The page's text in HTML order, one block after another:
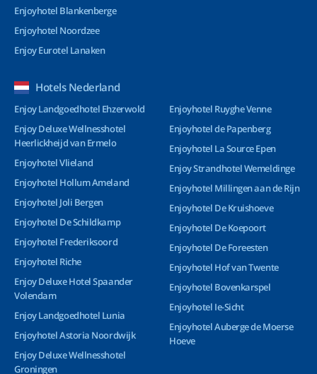
Enjoyhotel Blankenberge
Enjoyhotel Noordzee
Enjoy Eurotel Lanaken
Hotels Nederland
Enjoy Landgoedhotel Ehzerwold
Enjoy Deluxe Wellnesshotel
Heerlickheijd van Ermelo
Enjoyhotel Vlieland
Enjoyhotel Hollum Ameland
Enjoyhotel Joli Bergen
Enjoyhotel De Schildkamp
Enjoyhotel Frederiksoord
Enjoyhotel Riche
Enjoy Deluxe Hotel Spaander
Volendam
Enjoy Landgoedhotel Lunia
Enjoyhotel Astoria Noordwijk
Enjoy Deluxe Wellnesshotel
Groningen
Enjoyhotel Ruyghe Venne
Enjoyhotel de Papenberg
Enjoyhotel La Source Epen
Enjoy Strandhotel Wemeldinge
Enjoyhotel Millingen aan de Rijn
Enjoyhotel De Kruishoeve
Enjoyhotel De Koepoort
Enjoyhotel De Foreesten
Enjoyhotel Hof van Twente
Enjoyhotel Bovenkarspel
Enjoyhotel Ie-Sicht
Enjoyhotel Auberge de Moerse
Hoeve